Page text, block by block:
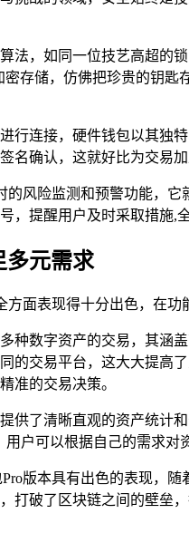
法，如同一位技艺高超的
密存储，仿佛把珍贵的钥
行连接，硬件钱包以其独
名确认，这就好比为交易
的风险监测和预警功能，
，提醒用户及时采取措施,
多元需求
方面表现得十分出色，在
种数字资产的交易，其涵
的交易平台，这大大提高
准的交易决策。
供了清晰直观的资产统计
用户可以根据自己的需求
版本具有出色的表现，
打破了区块链之间的壁垒